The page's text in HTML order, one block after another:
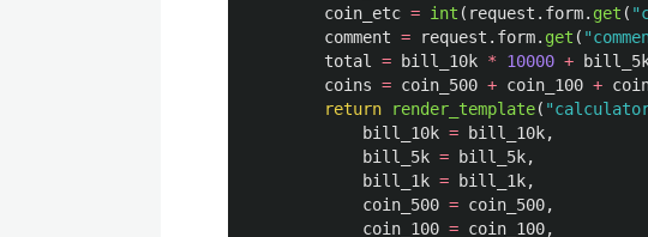
coin_etc = int ( request . form. get ( "
comment = request . form. get ( "
total
= bill_10k * 10000 +
coins = coin_500 + coin_100 +
return
render_template( "
bill_10k = bill_10k,
bill_5k = bill_5k,
bill_1k = bill_1k,
coin_500 = coin_500,
coin_100 = coin_100,